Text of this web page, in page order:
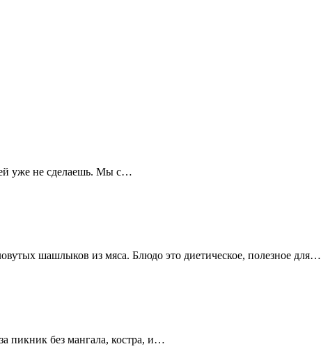
уже не сделаешь. Мы с…
шашлыков из мяса. Блюдо это диетическое, полезное для…
пикник без мангала, костра, и…